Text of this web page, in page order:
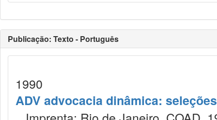
Publicação: Texto - Português
1990
ADV advocacia dinâmica: